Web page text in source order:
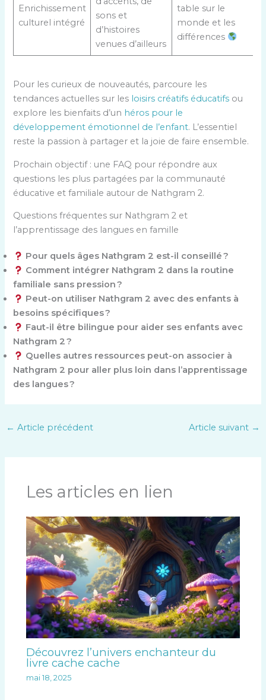
Enrichissement
culturel intégré
sons et
d’histoires
venues d’ailleurs
table sur le
monde et les
différences
Pour les curieux de nouveautés, parcoure les
tendances actuelles sur les loisirs créatifs éducatifs ou
explore les bienfaits d’un héros pour le
développement émotionnel de l’enfant. L’essentiel
reste la passion à partager et la joie de faire ensemble.
Prochain objectif : une FAQ pour répondre aux
questions les plus partagées par la communauté
éducative et familiale autour de Nathgram 2.
Questions fréquentes sur Nathgram 2 et
l’apprentissage des langues en famille
Pour quels âges Nathgram 2 est-il conseillé ?
Comment intégrer Nathgram 2 dans la routine
familiale sans pression ?
Peut-on utiliser Nathgram 2 avec des enfants à
besoins spécifiques ?
Faut-il être bilingue pour aider ses enfants avec
Nathgram 2 ?
Quelles autres ressources peut-on associer à
Nathgram 2 pour aller plus loin dans l’apprentissage
des langues ?
← Article précédent Article suivant →
Les articles en lien
Découvrez l’univers enchanteur du
livre cache cache
mai 18, 2025